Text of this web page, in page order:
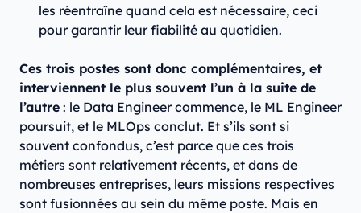
les réentraîne quand cela est nécessaire, ceci
pour garantir leur fiabilité au quotidien.
Ces trois postes sont donc complémentaires, et
interviennent le plus souvent l’un à la suite de
l’autre : le Data Engineer commence, le ML Engineer
poursuit, et le MLOps conclut. Et s’ils sont si
souvent confondus, c’est parce que ces trois
métiers sont relativement récents, et dans de
nombreuses entreprises, leurs missions respectives
sont fusionnées au sein du même poste. Mais en